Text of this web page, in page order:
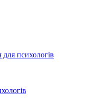
для психологів